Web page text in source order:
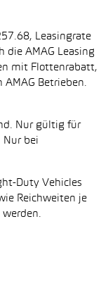
Leasingrate
die AMAG Leasing
mit Flottenrabatt,
Betrieben.
Nur gültig für
Nur bei
Duty Vehicles
Reichweiten je